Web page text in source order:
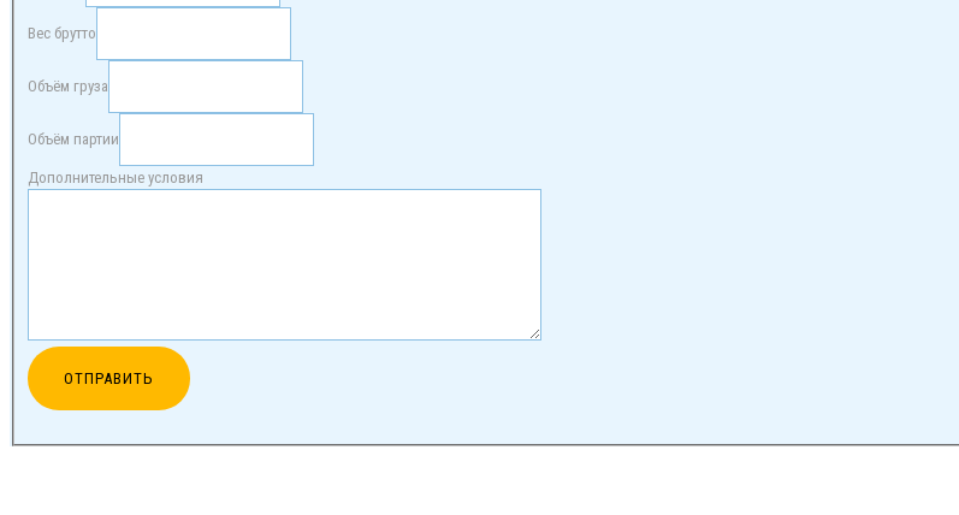
Вес брутто
Объём груза
Объём партии
Дополнительные условия